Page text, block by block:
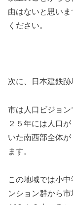
由はないと思い
ください。
次に、日本建鉄跡
市は人口ビジョ
２５年には人口
いた南西部全体
ます。
この地域では小
ンション群から